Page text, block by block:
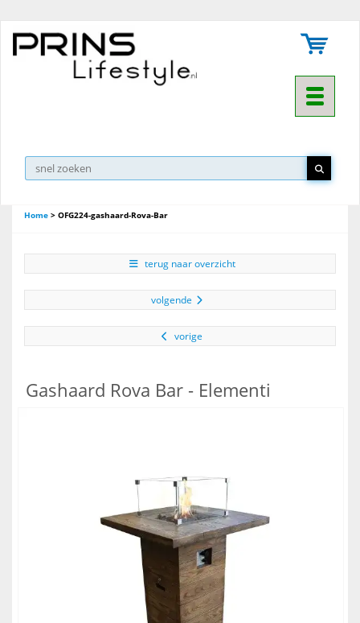
Toggle
Home > OFG224-gashaard-Rova-Bar
terug naar overzicht
volgende
vorige
Gashaard Rova Bar - Elementi